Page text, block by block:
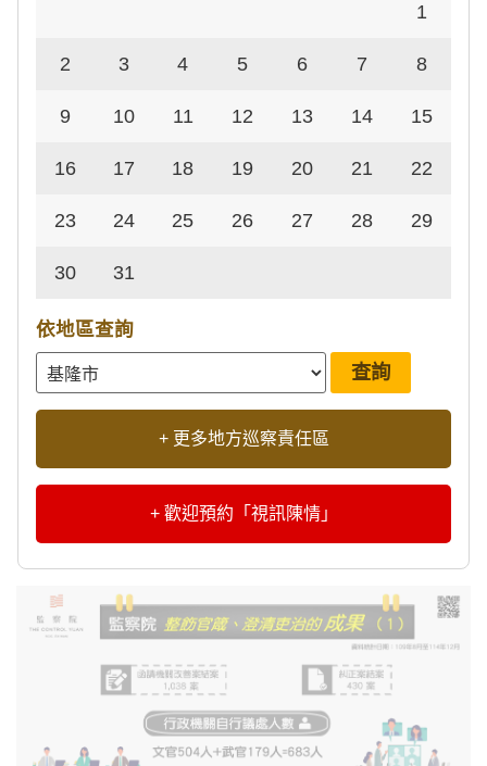
1
2 3 4 5 6 7 8
9 10 11 12 13 14 15
16 17 18 19 20 21 22
23 24 25 26 27 28 29
30 31
依地區查詢
+ 更多地方巡察責任區
+ 歡迎預約「視訊陳情」